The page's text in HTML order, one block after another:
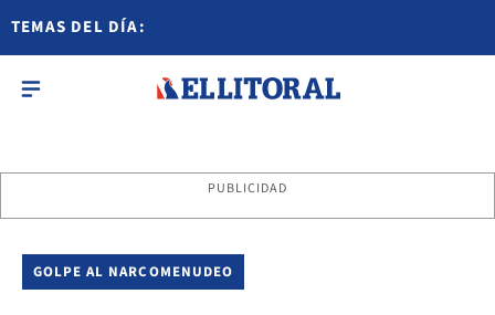
TEMAS DEL DÍA:
PUBLICIDAD
GOLPE AL NARCOMENUDEO